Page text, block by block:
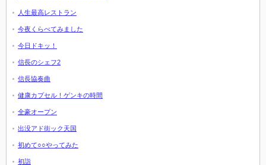
人生最高レストラン
今夜くらべてみました
今日ドキッ！
信長のシェフ2
信長協奏曲
健康カプセル！ゲンキの時間
全豪オープン
出没アド街ック天国
初めて○○やってみた
初詣